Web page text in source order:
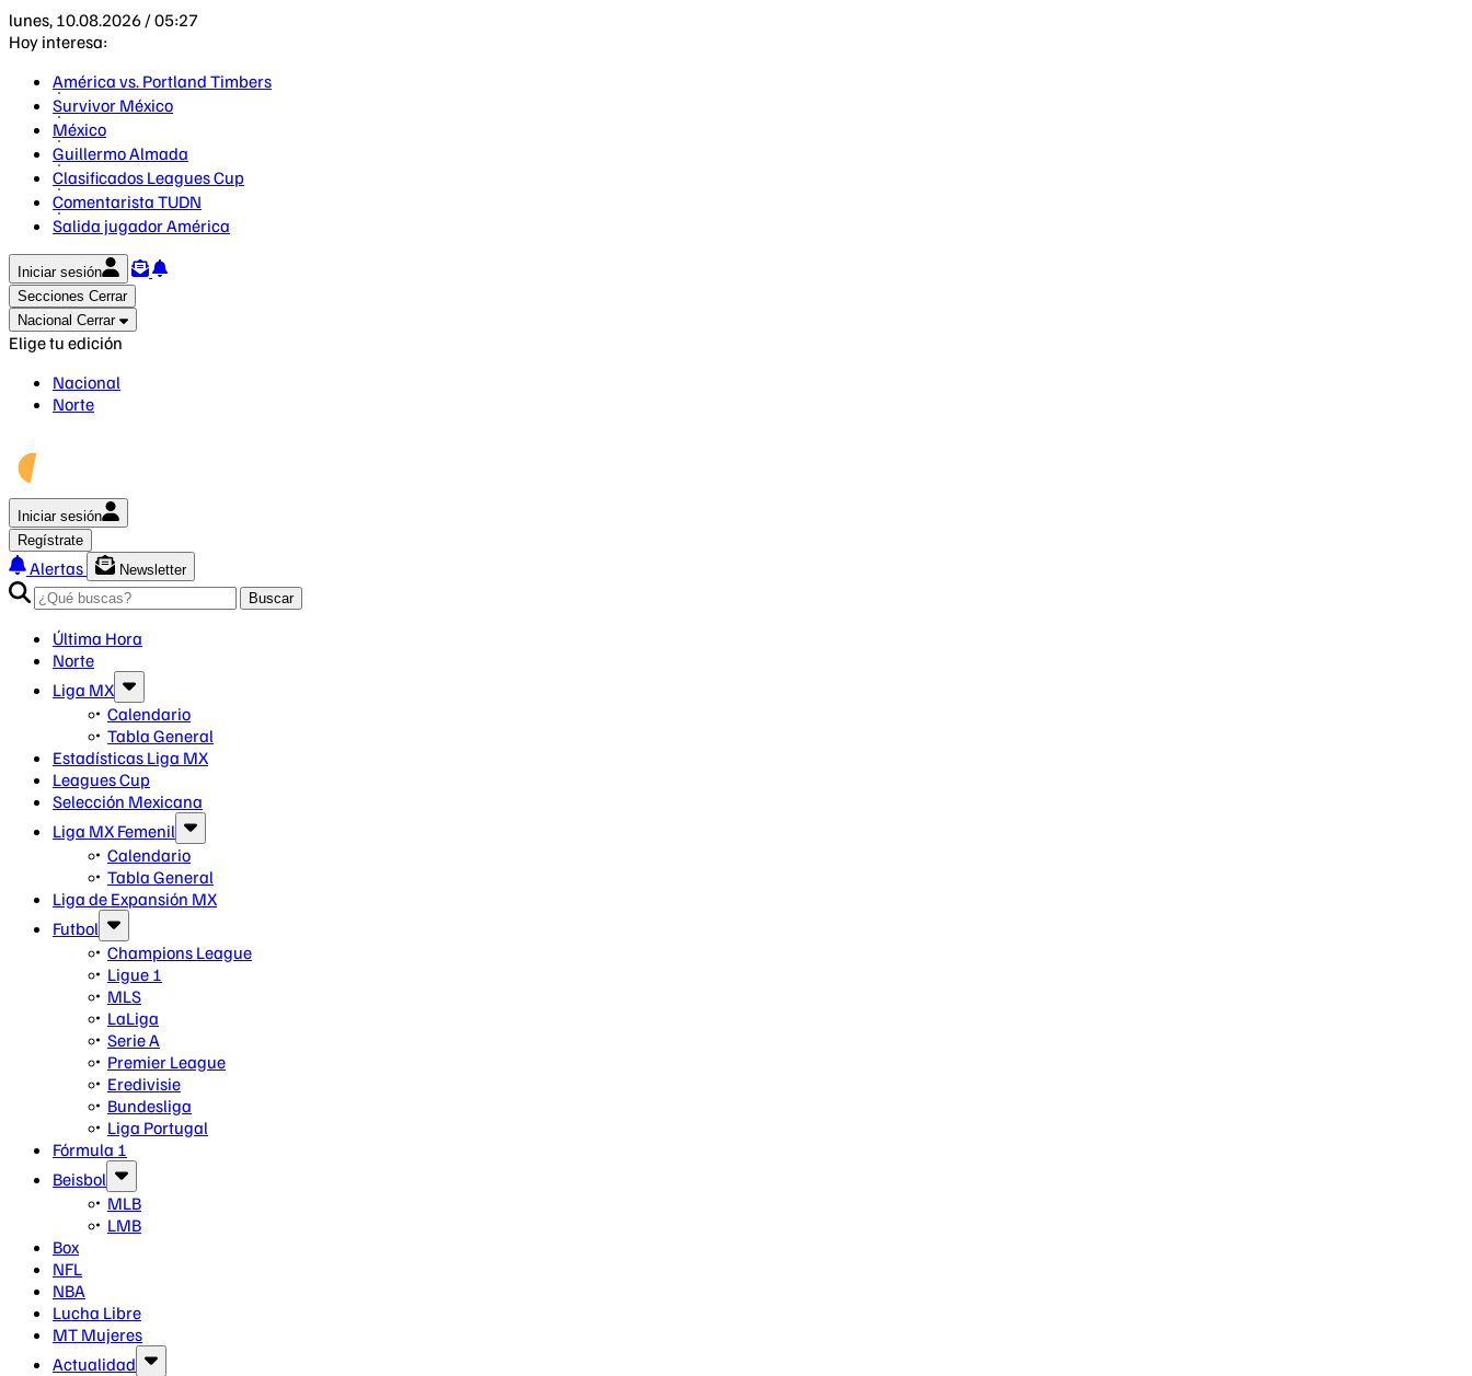
lunes, 10.08.2026 / 05:27
Hoy interesa:
América vs. Portland Timbers
Survivor México
México
Guillermo Almada
Clasificados Leagues Cup
Comentarista TUDN
Salida jugador América
Iniciar sesión
Secciones Cerrar
Nacional Cerrar
Elige tu edición
Nacional
Norte
Iniciar sesión
Regístrate
Alertas
Newsletter
Buscar
Última Hora
Norte
Liga MX
Calendario
Tabla General
Estadísticas Liga MX
Leagues Cup
Selección Mexicana
Liga MX Femenil
Calendario
Tabla General
Liga de Expansión MX
Futbol
Champions League
Ligue 1
MLS
LaLiga
Serie A
Premier League
Eredivisie
Bundesliga
Liga Portugal
Fórmula 1
Beisbol
MLB
LMB
Box
NFL
NBA
Lucha Libre
MT Mujeres
Actualidad